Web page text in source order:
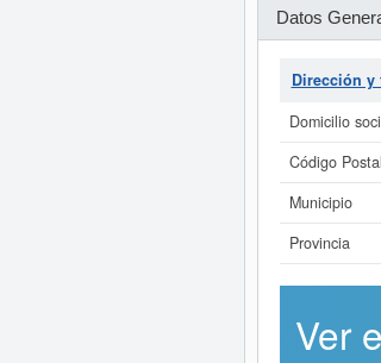
Datos
Dirección y
Domicilio
Código Postal
Municipio
Provincia
Ver